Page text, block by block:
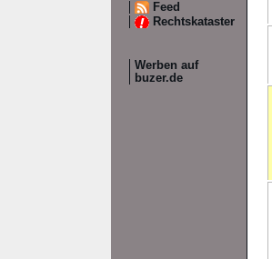
Feed
Rechtskataster
Werben auf
buzer.de